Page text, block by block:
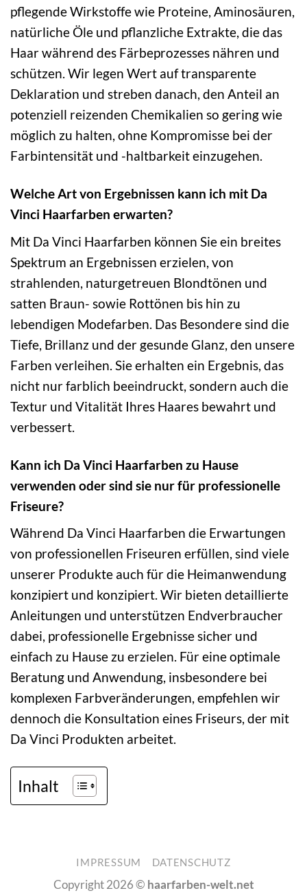
pflegende Wirkstoffe wie Proteine, Aminosäuren,
natürliche Öle und pflanzliche Extrakte, die das
Haar während des Färbeprozesses nähren und
schützen. Wir legen Wert auf transparente
Deklaration und streben danach, den Anteil an
potenziell reizenden Chemikalien so gering wie
möglich zu halten, ohne Kompromisse bei der
Farbintensität und -haltbarkeit einzugehen.
Welche Art von Ergebnissen kann ich mit Da
Vinci Haarfarben erwarten?
Mit Da Vinci Haarfarben können Sie ein breites
Spektrum an Ergebnissen erzielen, von
strahlenden, naturgetreuen Blondtönen und
satten Braun- sowie Rottönen bis hin zu
lebendigen Modefarben. Das Besondere sind die
Tiefe, Brillanz und der gesunde Glanz, den unsere
Farben verleihen. Sie erhalten ein Ergebnis, das
nicht nur farblich beeindruckt, sondern auch die
Textur und Vitalität Ihres Haares bewahrt und
verbessert.
Kann ich Da Vinci Haarfarben zu Hause
verwenden oder sind sie nur für professionelle
Friseure?
Während Da Vinci Haarfarben die Erwartungen
von professionellen Friseuren erfüllen, sind viele
unserer Produkte auch für die Heimanwendung
konzipiert und konzipiert. Wir bieten detaillierte
Anleitungen und unterstützen Endverbraucher
dabei, professionelle Ergebnisse sicher und
einfach zu Hause zu erzielen. Für eine optimale
Beratung und Anwendung, insbesondere bei
komplexen Farbveränderungen, empfehlen wir
dennoch die Konsultation eines Friseurs, der mit
Da Vinci Produkten arbeitet.
Inhalt
IMPRESSUM DATENSCHUTZ
Copyright 2026 © haarfarben-welt.net